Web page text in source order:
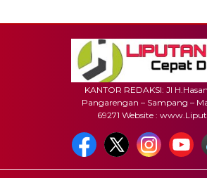
KANTOR REDAKSI: Jl
Pangarengan – Sampang –
69271 Website :